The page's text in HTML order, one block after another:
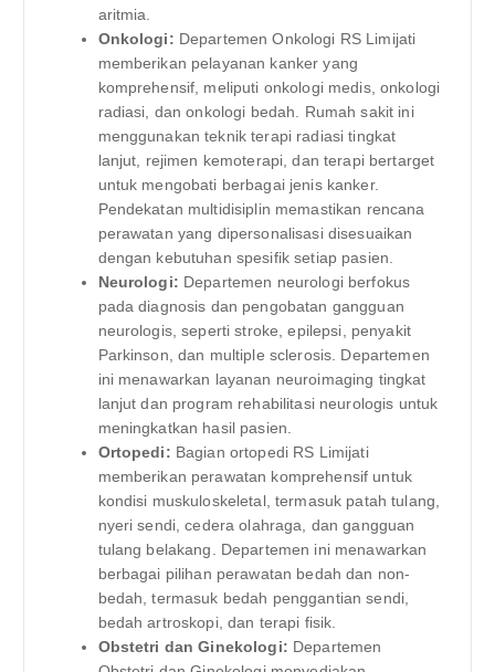
aritmia.
Onkologi: Departemen Onkologi RS Limijati
memberikan pelayanan kanker yang
komprehensif, meliputi onkologi medis, onkologi
radiasi, dan onkologi bedah. Rumah sakit ini
menggunakan teknik terapi radiasi tingkat
lanjut, rejimen kemoterapi, dan terapi bertarget
untuk mengobati berbagai jenis kanker.
Pendekatan multidisiplin memastikan rencana
perawatan yang dipersonalisasi disesuaikan
dengan kebutuhan spesifik setiap pasien.
Neurologi: Departemen neurologi berfokus
pada diagnosis dan pengobatan gangguan
neurologis, seperti stroke, epilepsi, penyakit
Parkinson, dan multiple sclerosis. Departemen
ini menawarkan layanan neuroimaging tingkat
lanjut dan program rehabilitasi neurologis untuk
meningkatkan hasil pasien.
Ortopedi: Bagian ortopedi RS Limijati
memberikan perawatan komprehensif untuk
kondisi muskuloskeletal, termasuk patah tulang,
nyeri sendi, cedera olahraga, dan gangguan
tulang belakang. Departemen ini menawarkan
berbagai pilihan perawatan bedah dan non-
bedah, termasuk bedah penggantian sendi,
bedah artroskopi, dan terapi fisik.
Obstetri dan Ginekologi: Departemen